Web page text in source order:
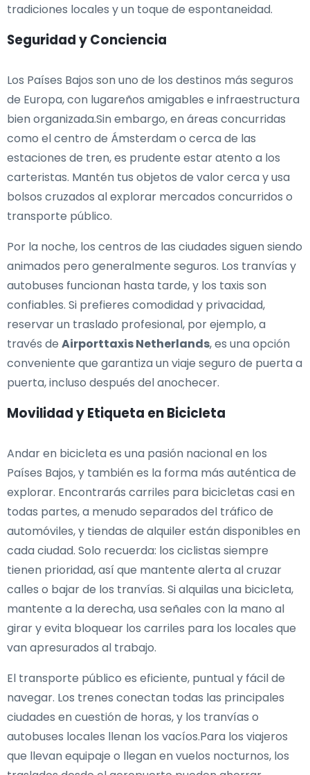
tradiciones locales y un toque de espontaneidad.
Seguridad y Conciencia
Los Países Bajos son uno de los destinos más seguros
de Europa, con lugareños amigables e infraestructura
bien organizada.Sin embargo, en áreas concurridas
como el centro de Ámsterdam o cerca de las
estaciones de tren, es prudente estar atento a los
carteristas. Mantén tus objetos de valor cerca y usa
bolsos cruzados al explorar mercados concurridos o
transporte público.
Por la noche, los centros de las ciudades siguen siendo
animados pero generalmente seguros. Los tranvías y
autobuses funcionan hasta tarde, y los taxis son
confiables. Si prefieres comodidad y privacidad,
reservar un traslado profesional, por ejemplo, a
través de Airporttaxis Netherlands, es una opción
conveniente que garantiza un viaje seguro de puerta a
puerta, incluso después del anochecer.
Movilidad y Etiqueta en Bicicleta
Andar en bicicleta es una pasión nacional en los
Países Bajos, y también es la forma más auténtica de
explorar. Encontrarás carriles para bicicletas casi en
todas partes, a menudo separados del tráfico de
automóviles, y tiendas de alquiler están disponibles en
cada ciudad. Solo recuerda: los ciclistas siempre
tienen prioridad, así que mantente alerta al cruzar
calles o bajar de los tranvías. Si alquilas una bicicleta,
mantente a la derecha, usa señales con la mano al
girar y evita bloquear los carriles para los locales que
van apresurados al trabajo.
El transporte público es eficiente, puntual y fácil de
navegar. Los trenes conectan todas las principales
ciudades en cuestión de horas, y los tranvías o
autobuses locales llenan los vacíos.Para los viajeros
que llevan equipaje o llegan en vuelos nocturnos, los